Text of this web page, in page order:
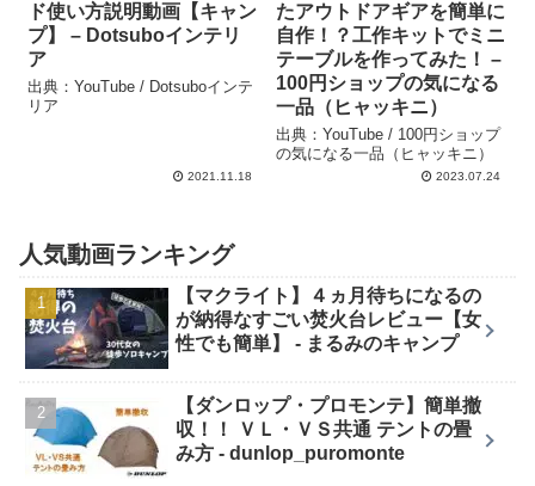
ド使い方説明動画【キャン
プ】 – Dotsuboインテリ
ア
出典：YouTube / Dotsuboインテ
リア
2021.11.18
たアウトドアギアを簡単に
自作！？工作キットでミニ
テーブルを作ってみた！ –
100円ショップの気になる
一品（ヒャッキニ）
出典：YouTube / 100円ショップ
の気になる一品（ヒャッキニ）
2023.07.24
人気動画ランキング
【マクライト】４ヵ月待ちになるの
が納得なすごい焚火台レビュー【女
性でも簡単】 - まるみのキャンプ
【ダンロップ・プロモンテ】簡単撤
収！！ ＶＬ・ＶＳ共通 テントの畳
み方 - dunlop_puromonte